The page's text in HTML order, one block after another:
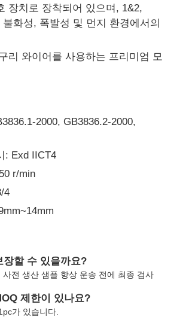
장치로 장착되어 있으며, 1&2,
화성, 폭발성 및 먼지 환경에서의
리 와이어를 사용하는 프리미엄 모
2000, GB3836.2-2000,
: Exd IICT4
r/min
4
장할 수 있을까요?
사전 생산 샘플 항상 운송 전에 최종 검사
제한이 있나요?
가 있습니다.